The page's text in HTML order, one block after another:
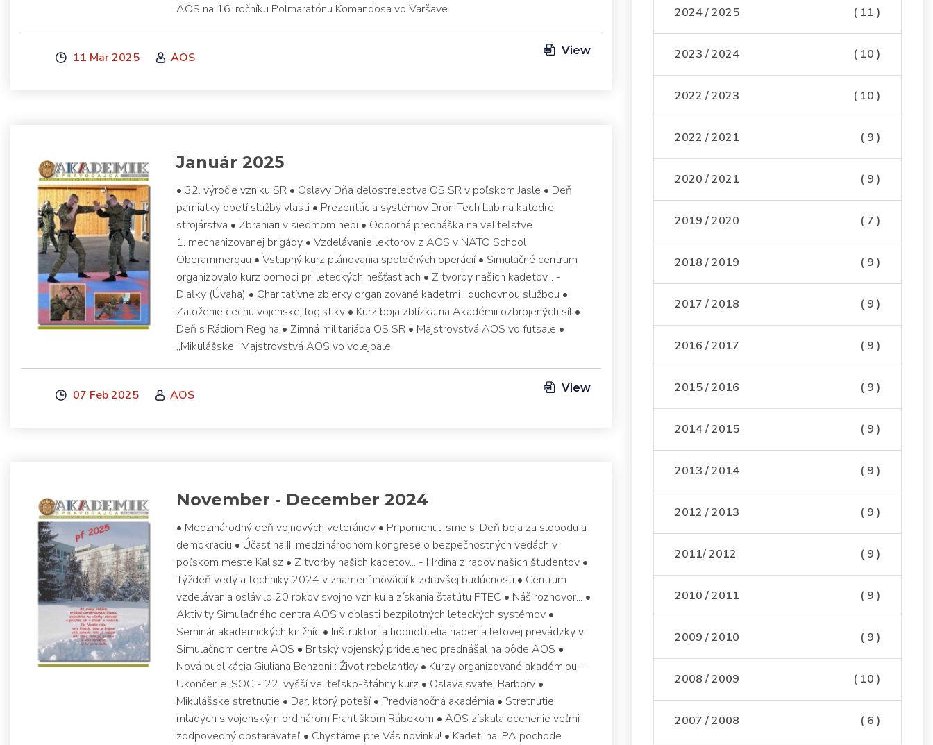
AOS na 16. ročníku Polmaratónu Komandosa vo Varšave
11 Mar 2025 AOS View
Január 2025
• 32. výročie vzniku SR • Oslavy Dňa delostrelectva OS SR v poľskom Jasle • Deň
pamiatky obetí služby vlasti • Prezentácia systémov Dron Tech Lab na katedre
strojárstva • Zbraniari v siedmom nebi • Odborná prednáška na veliteľstve
1. mechanizovanej brigády • Vzdelávanie lektorov z AOS v NATO School
Oberammergau • Vstupný kurz plánovania spoločných operácií • Simulačné centrum
organizovalo kurz pomoci pri leteckých nešťastiach • Z tvorby našich kadetov... -
Diaľky (Úvaha) • Charitatívne zbierky organizované kadetmi i duchovnou službou •
Založenie cechu vojenskej logistiky • Kurz boja zblízka na Akadémii ozbrojených síl •
Deň s Rádiom Regina • Zimná militariáda OS SR • Majstrovstvá AOS vo futsale •
„Mikulášske“ Majstrovstvá AOS vo volejbale
07 Feb 2025 AOS View
November - December 2024
• Medzinárodný deň vojnových veteránov • Pripomenuli sme si Deň boja za slobodu a
demokraciu • Účasť na II. medzinárodnom kongrese o bezpečnostných vedách v
poľskom meste Kalisz • Z tvorby našich kadetov... - Hrdina z radov našich študentov •
Týždeň vedy a techniky 2024 v znamení inovácií k zdravšej budúcnosti • Centrum
vzdelávania oslávilo 20 rokov svojho vzniku a získania štatútu PTEC • Náš rozhovor... •
Aktivity Simulačného centra AOS v oblasti bezpilotných leteckých systémov •
Seminár akademických knižníc • Inštruktori a hodnotitelia riadenia letovej prevádzky v
Simulačnom centre AOS • Britský vojenský pridelenec prednášal na pôde AOS •
Nová publikácia Giuliana Benzoni : Život rebelantky • Kurzy organizované akadémiou -
Ukončenie ISOC - 22. vyšší veliteľsko-štábny kurz • Oslava svätej Barbory •
Mikulášske stretnutie • Dar, ktorý poteší • Predvianočná akadémia • Stretnutie
mladých s vojenským ordinárom Františkom Rábekom • AOS získala ocenenie veľmi
zodpovedný obstarávateľ • Chystáme pre Vás novinku! • Kadeti na IPA pochode
2024 / 2025 ( 11 )
2023 / 2024 ( 10 )
2022 / 2023 ( 10 )
2022 / 2021 ( 9 )
2020 / 2021 ( 9 )
2019 / 2020 ( 7 )
2018 / 2019 ( 9 )
2017 / 2018 ( 9 )
2016 / 2017 ( 9 )
2015 / 2016 ( 9 )
2014 / 2015 ( 9 )
2013 / 2014 ( 9 )
2012 / 2013 ( 9 )
2011/ 2012 ( 9 )
2010 / 2011 ( 9 )
2009 / 2010 ( 9 )
2008 / 2009 ( 10 )
2007 / 2008 ( 6 )